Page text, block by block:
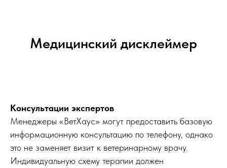
Медицинский дисклеймер
Консультации экспертов
Менеджеры «ВетХаус» могут предоставить базовую
информационную консультацию по телефону, однако
это не заменяет визит к ветеринарному врачу.
Индивидуальную схему терапии должен